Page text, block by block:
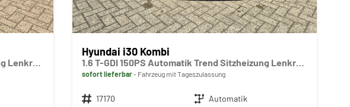
1.6 T-GDI 150PS Automatik Trend Sitzheizung Lenkradheizung Klimaautomatik PDC v+h Rückf.Kamera Navi Apple CarPlay + Android Auto 16"LM
Hyundai i30 Kombi
1.6 T-GDI 150PS Automatik Trend Sitzheizung Lenkradheizung Klimaautomatik PDC v+h Rückf.Kamera Navi Apple CarPlay + Android Auto 16"LM
sofort lieferbar Fahrzeug mit Tageszulassung
Fahrzeugnr. 17170 Getriebe Automatik